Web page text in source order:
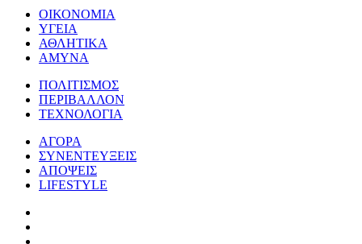
ΟΙΚΟΝΟΜΙΑ
ΥΓΕΙΑ
ΑΘΛΗΤΙΚΑ
ΑΜΥΝΑ
ΠΟΛΙΤΙΣΜΟΣ
ΠΕΡΙΒΑΛΛΟΝ
ΤΕΧΝΟΛΟΓΙΑ
ΑΓΟΡΑ
ΣΥΝΕΝΤΕΥΞΕΙΣ
ΑΠΟΨΕΙΣ
LIFESTYLE